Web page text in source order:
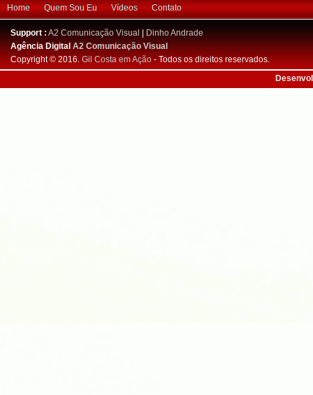
Home Quem Sou Eu Vídeos Contato
Support : A2 Comunicação Visual
Dinho Andrade
Agência DigitalA2 Comunicação Visual
Copyright © 2016. Gil Costa em Ação - Todos os direitos reservados.